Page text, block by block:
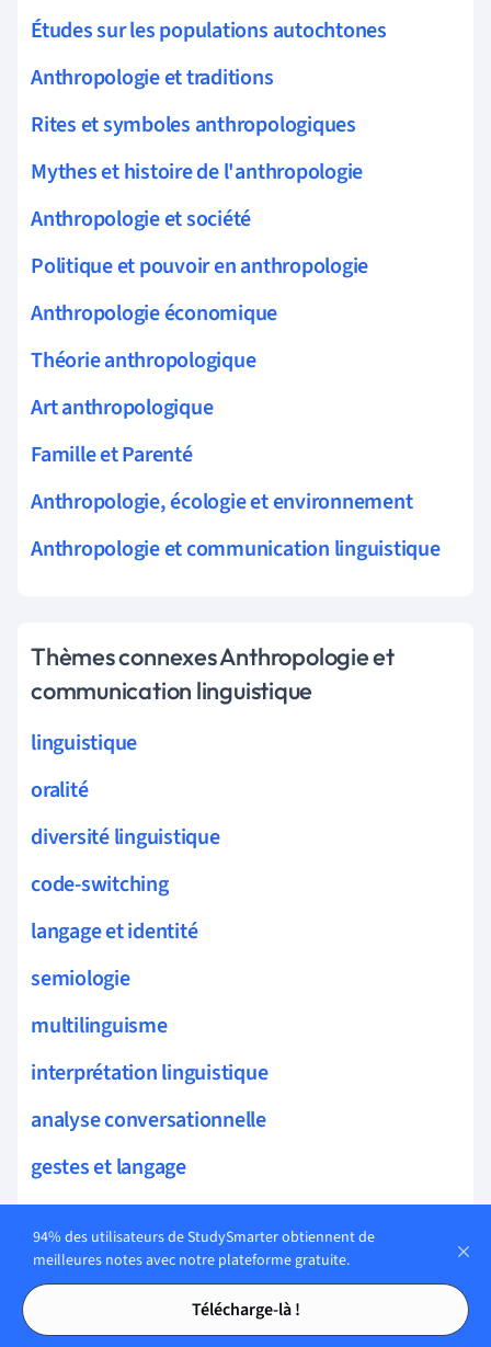
Tables des matières
Tables des matières
Études sur les populations autochtones
Anthropologie et traditions
Rites et symboles anthropologiques
Mythes et histoire de l'anthropologie
Anthropologie et société
Politique et pouvoir en anthropologie
Anthropologie économique
Théorie anthropologique
Art anthropologique
Famille et Parenté
Anthropologie, écologie et environnement
Anthropologie et communication linguistique
Thèmes connexes Anthropologie et
communication linguistique
linguistique
oralité
diversité linguistique
code-switching
langage et identité
semiologie
multilinguisme
interprétation linguistique
analyse conversationnelle
gestes et langage
variation linguistique
acquisition du langage
94% des utilisateurs de StudySmarter obtiennent de
meilleures notes avec notre plateforme gratuite.
Télécharge-là !